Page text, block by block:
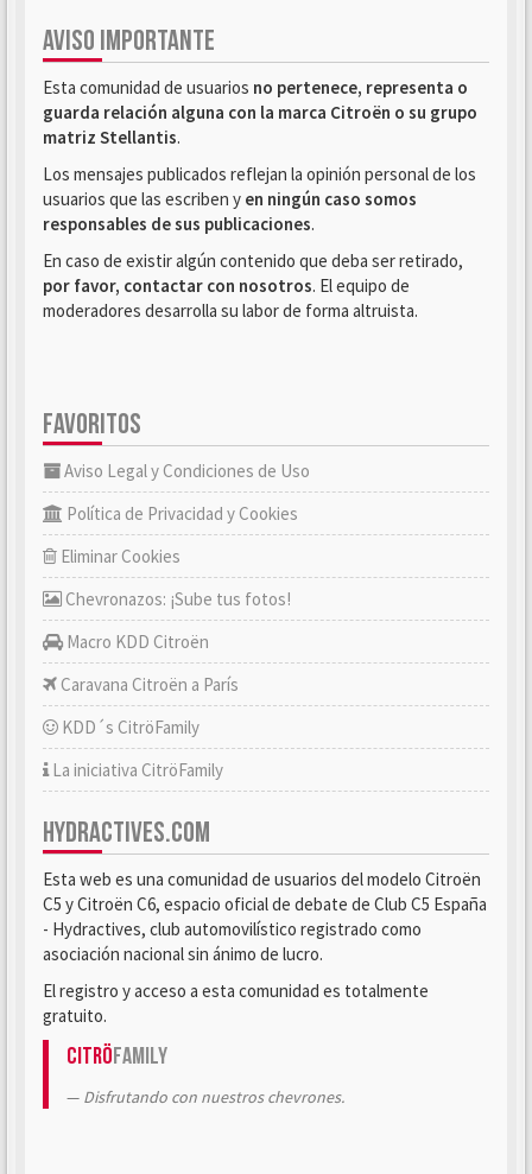
AVISO IMPORTANTE
Esta comunidad de usuarios no pertenece, representa o
guarda relación alguna con la marca Citroën o su grupo
matriz Stellantis.
Los mensajes publicados reflejan la opinión personal de los
usuarios que las escriben y en ningún caso somos
responsables de sus publicaciones.
En caso de existir algún contenido que deba ser retirado,
por favor, contactar con nosotros. El equipo de
moderadores desarrolla su labor de forma altruista.
FAVORITOS
Aviso Legal y Condiciones de Uso
Política de Privacidad y Cookies
Eliminar Cookies
Chevronazos: ¡Sube tus fotos!
Macro KDD Citroën
Caravana Citroën a París
KDD´s CitröFamily
La iniciativa CitröFamily
HYDRACTIVES.COM
Esta web es una comunidad de usuarios del modelo Citroën
C5 y Citroën C6, espacio oficial de debate de Club C5 España
- Hydractives, club automovilístico registrado como
asociación nacional sin ánimo de lucro.
El registro y acceso a esta comunidad es totalmente
gratuito.
CitröFamily
Disfrutando con nuestros chevrones.